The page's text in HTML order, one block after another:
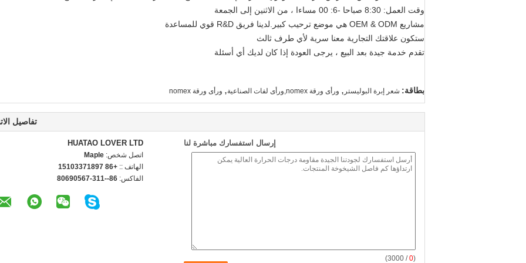
وقت العمل: 8:30 صباحا -6: 00 مساءا ، من الاثنين إلى الجمعة
مشاريع OEM & ODM هي موضع ترحيب كبير.لدينا فريق R&D قوي للمساعدة
ستكون علاقتك التجارية معنا سرية لأي طرف ثالث
تقدم خدمة جيدة بعد البيع ، يرجى العودة إذا كان لديك أي أسئلة
بطاقة: شعر إبرة البوليستر , ورأى ورقة nomex,ورأى لفات الصناعية , ورأى ورقة nomex
تفاصيل
HUATAO LOVER LTD
اتصل شخص: Maple
الهاتف :: +86 15103371897
الفاكس: 86--311-80690567
إرسال استفسارك مباشرة لنا
(
0
/ 3000)